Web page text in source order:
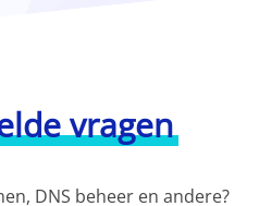
vragen
DNS beheer en andere?